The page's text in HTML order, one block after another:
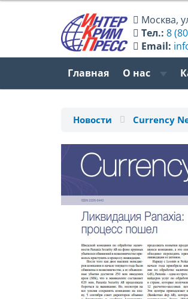
Москва,
Тел.: 8
Email:
Главная О нас
Новости Currency